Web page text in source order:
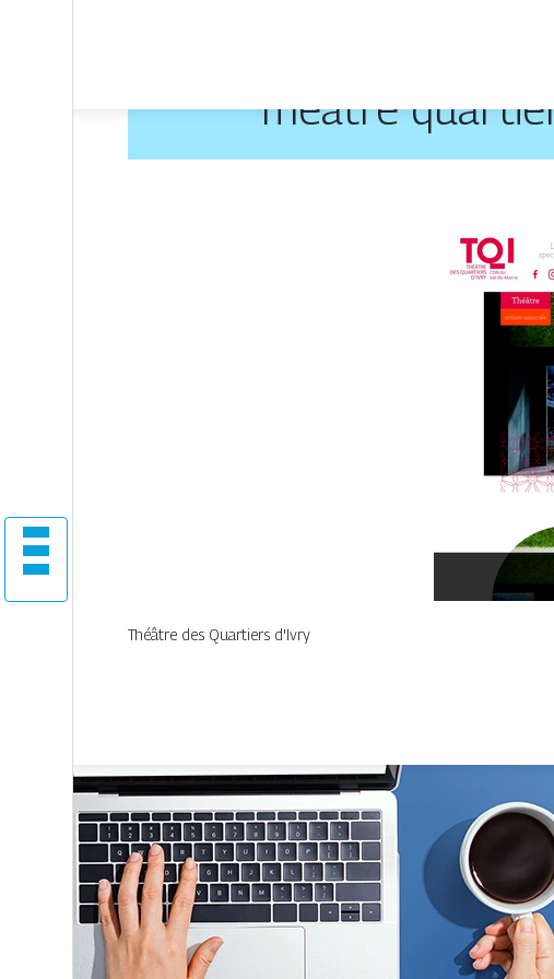
Theatre
Théâtre des Quartiers d'Ivry